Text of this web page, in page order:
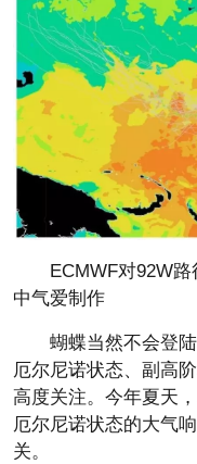
ECMWF对92W
中气爱制作
蝴蝶当然不会登
厄尔尼诺状态、副高
高度关注。今年夏天
厄尔尼诺状态的大气
关。